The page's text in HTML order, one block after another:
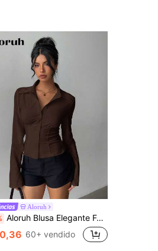
Aloruh
Aloruh Blusa Elegante Feminina de Cor Sólida Marrom com Cintura Franzida, de Manga Curta/Longa, Versátil para Ir ao Trabalho, Uso Diário, Escritório
60+ vendido